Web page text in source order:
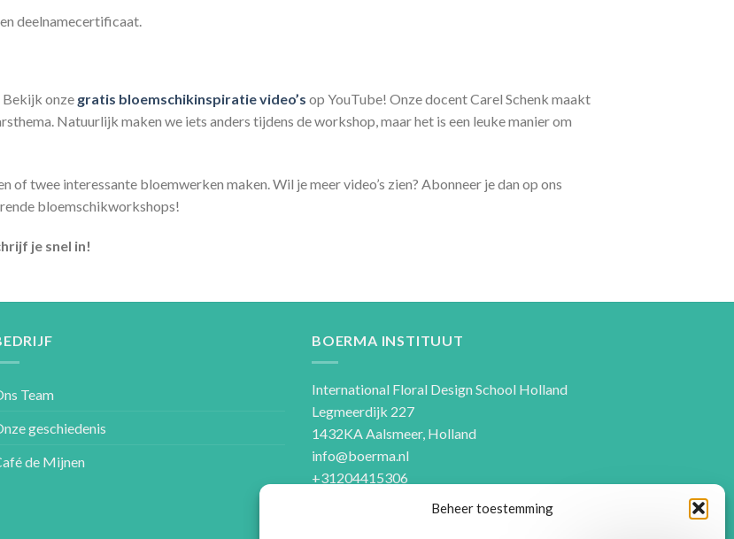
Beheer toestemming
deelnamecertificaat.
Bekijk onze gratis bloemschikinspiratie video’s op YouTube! Onze docent Carel Schenk maakt
Natuurlijk maken we iets anders tijdens de workshop, maar het is een leuke manier om
of twee interessante bloemwerken maken. Wil je meer video’s zien? Abonneer je dan op ons
bloemschikworkshops!
je snel in!
Team
geschiedenis
de Mijnen
BOERMA INSTITUUT
International Floral Design School Holland
Legmeerdijk 227
1432KA Aalsmeer, Holland
info@boerma.nl
+31204415306